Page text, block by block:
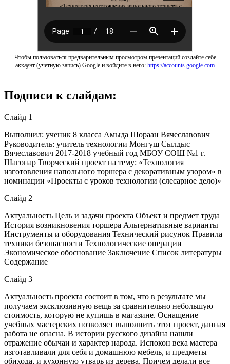
Чтобы пользоваться предварительным просмотром презентаций создайте себе
аккаунт (учетную запись) Google и войдите в него: https://accounts.google.com
Подписи к слайдам:
Слайд 1
Выполнил: ученик 8 класса Амыда Шораан Вячеславович
Руководитель: учитель технологии Монгуш Сылдыс
Вячеславович 2017-2018 учебный год МБОУ СОШ №1 г.
Шагонар Творческий проект на тему: «Технология
изготовления напольного торшера с декоративным узором» в
номинации «Проекты с уроков технологии (слесарное дело)»
Слайд 2
Актуальность Цель и задачи проекта Объект и предмет труда
История возникновения торшера Альтернативные варианты
Инструменты и оборудования Технический рисунок Правила
техники безопасности Технологические операции
Экономическое обоснование Заключение Список литературы
Содержание
Слайд 3
Актуальность проекта состоит в том, что в результате мы
получаем эксклюзивную вещь за сравнительно небольшую
стоимость, которую не купишь в магазине. Оснащение
учебных мастерских позволяет выполнить этот проект, данная
работа не опасна. В истории русского дизайна нашли
отражение обычаи и характер народа. Испокон века мастера
изготавливали для себя и домашнюю мебель, и предметы
обихода, и кухонную утварь из дерева. Причем делали все